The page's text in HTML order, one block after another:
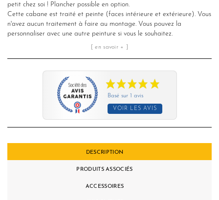
petit chez soi ! Plancher possible en option.
Cette cabane est traité et peinte (faces intérieure et extérieure). Vous
n'avez aucun traitement à faire au montage. Vous pouvez la
personnaliser avec une autre peinture si vous le souhaitez.
[ en savoir + ]
Basé sur 1 avis
VOIR LES AVIS
DESCRIPTION
PRODUITS ASSOCIÉS
ACCESSOIRES